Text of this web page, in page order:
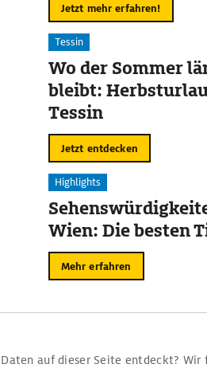
Jetzt mehr erfahren!
Tessin
Wo der Sommer
bleibt:
Tessin
Jetzt entdecken
Highlights
Wien: Die besten
Mehr erfahren
auf dieser Seite entdeckt? Wir